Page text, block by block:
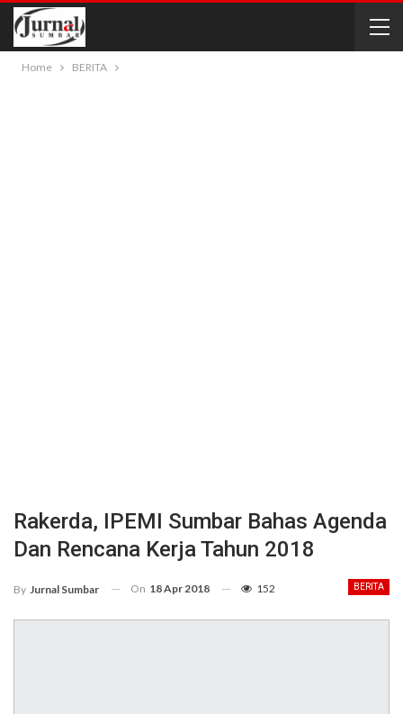
Home BERITA
Rakerda, IPEMI Sumbar Bahas Agenda
Dan Rencana Kerja Tahun 2018
BERITA
By Jurnal Sumbar On 18 Apr 2018 152